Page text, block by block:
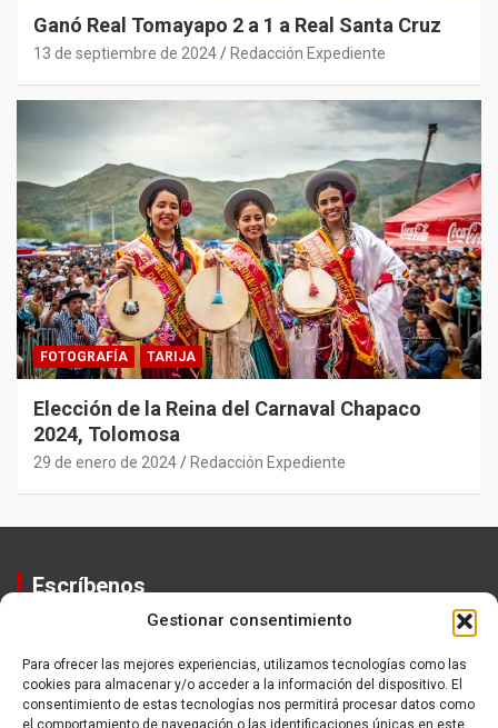
Gestionar consentimiento
Para ofrecer las mejores experiencias, utilizamos tecnologías como las
cookies para almacenar y/o acceder a la información del dispositivo. El
consentimiento de estas tecnologías nos permitirá procesar datos como
el comportamiento de navegación o las identificaciones únicas en este
Ganó Real Tomayapo 2 a 1 a Real Santa Cruz
13 de septiembre de 2024 Redacción Expediente
FOTOGRAFÍA TARIJA
Elección de la Reina del Carnaval Chapaco
2024, Tolomosa
29 de enero de 2024 Redacción Expediente
Escríbenos
Equipo
Política de Privacidad